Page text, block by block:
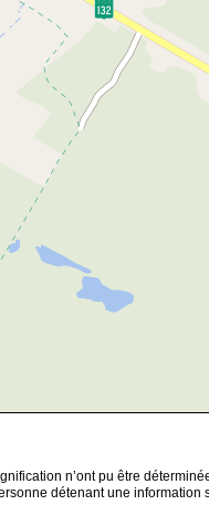
n’ont pu être
détenant une information